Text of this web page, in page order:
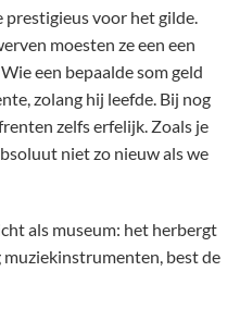
voor het gilde.
moesten ze een een
een bepaalde som geld
zolang hij leefde. Bij nog
zelfs erfelijk. Zoals je
niet zo nieuw als we
als museum: het herbergt
best de